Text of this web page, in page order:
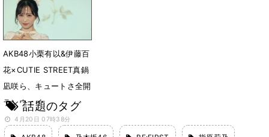
4月30日 08時12分
AKB48小栗有以&伊藤百
花×CUTIE STREET真鍋
凪咲ら、キュートさ全開
ランウェイ
4月20日 07時38分
話題のタグ